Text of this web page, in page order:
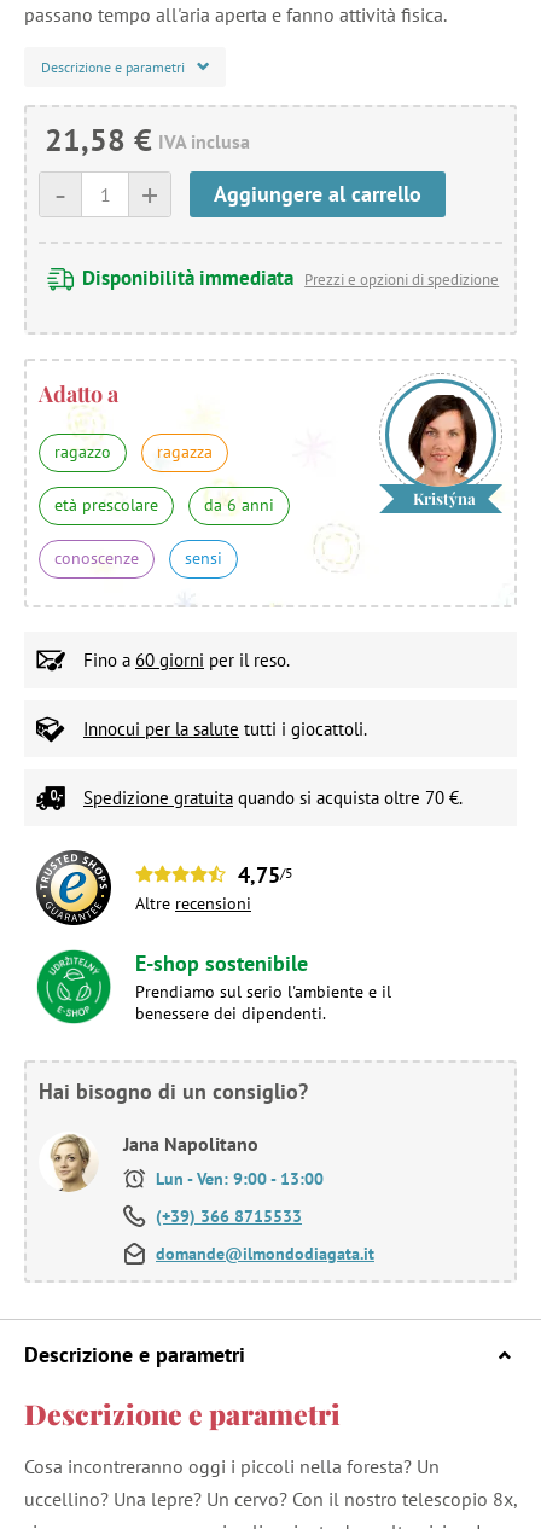
passano tempo all'aria aperta e fanno attività fisica.
Descrizione e parametri
21,58 € IVA inclusa
+
- Aggiungere al carrello
Disponibilità immediata Prezzi e opzioni di spedizione
Adatto a
ragazzo ragazza
età prescolare da 6 anni
conoscenze sensi
Kristýna
Fino a 60 giorni per il reso.
Innocui per la salute tutti i giocattoli.
Spedizione gratuita quando si acquista oltre 70 €.
4,75/5
Altre recensioni
E-shop sostenibile
Prendiamo sul serio l'ambiente e il
benessere dei dipendenti.
Hai bisogno di un consiglio?
Jana Napolitano
Lun - Ven: 9:00 - 13:00
(+39) 366 8715533
domande@ilmondodiagata.it
Descrizione e parametri
Descrizione e parametri
Cosa incontreranno oggi i piccoli nella foresta? Un
uccellino? Una lepre? Un cervo? Con il nostro telescopio 8x,